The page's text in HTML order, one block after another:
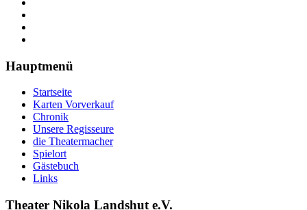
Hauptmenü
Startseite
Karten Vorverkauf
Chronik
Unsere Regisseure
die Theatermacher
Spielort
Gästebuch
Links
Theater Nikola Landshut e.V.